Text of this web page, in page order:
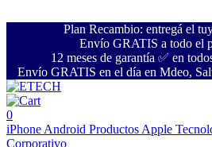
Plan Recambio: entregá el
Envío GRATIS a todo el
12 meses de garantía ✅ en
Envío GRATIS en el día en Mdeo,
0
iPhone Android Productos Apple
Corporativo